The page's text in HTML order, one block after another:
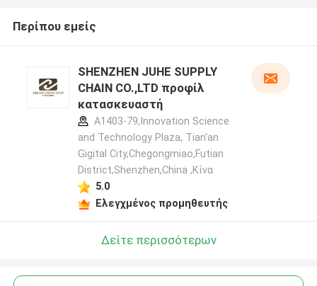
Περίπου εμείς
SHENZHEN JUHE SUPPLY
CHAIN CO.,LTD προφίλ
κατασκευαστή
A1403-79,Innovation Science
and Technology Plaza, Tian'an
Gigital City,Chegongmiao,Futian
District,Shenzhen,China ,Κίνα
5.0
Ελεγχμένος προμηθευτής
Δείτε περισσότερων